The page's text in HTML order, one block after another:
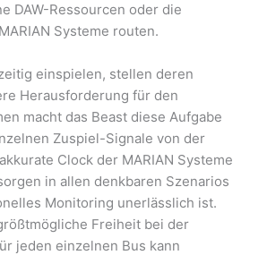
DAW-Ressourcen oder die
Systeme routen.
einspielen, stellen deren
Herausforderung für den
macht das Beast diese Aufgabe
Zuspiel-Signale von der
Clock der MARIAN Systeme
in allen denkbaren Szenarios
Monitoring unerlässlich ist.
Freiheit bei der
jeden einzelnen Bus kann